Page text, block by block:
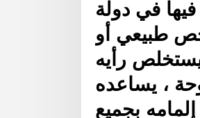
في دولة
طبيعي أو
رأيه
، يساعده
بجميع